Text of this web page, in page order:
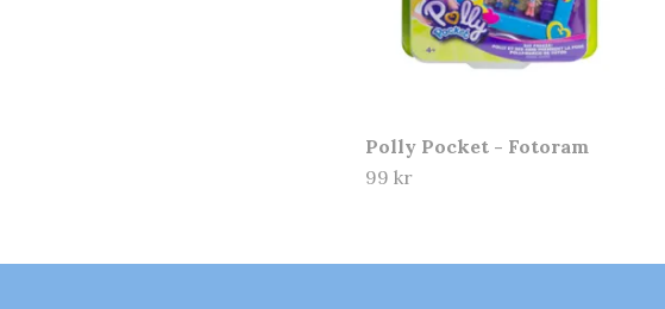
Polly Pocket - Fotoram
99 kr